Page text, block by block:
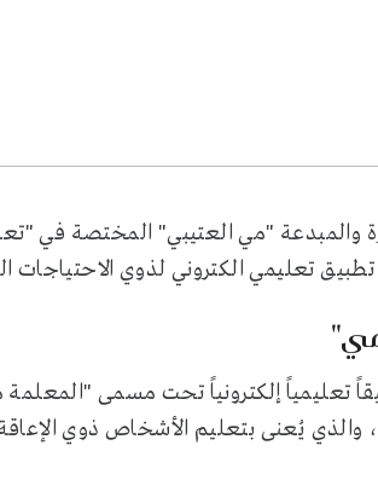
والمبدعة "مي العتيبي" المختصة في
تعليمي الكتروني لذوي الاحتياجات
تعليمياً إلكترونياً تحت مسمى
يُعنى بتعليم الأشخاص ذوي الإعاقة